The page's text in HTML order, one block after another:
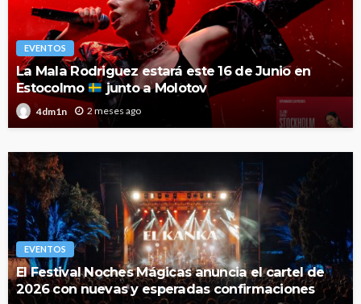
EVENTOS
La Mala Rodriguez estará este 16 de Junio en
Estocolmo
junto a Molotov
4dm1n 2 meses ago
EVENTOS
El Festival Noches Mágicas anuncia el cartel de
2026 con nuevas y esperadas confirmaciones